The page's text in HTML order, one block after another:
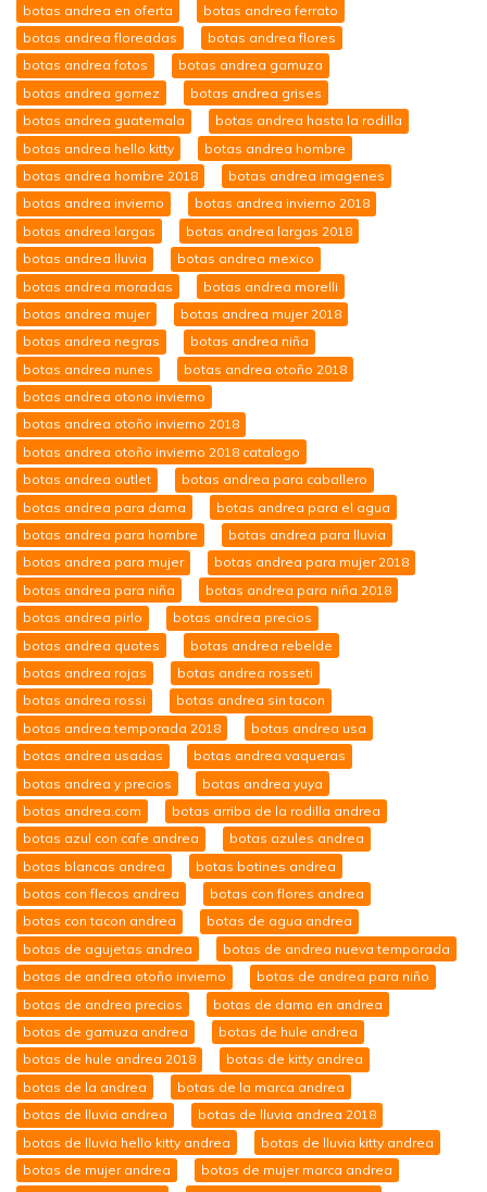
botas andrea en oferta
botas andrea ferrato
botas andrea floreadas
botas andrea flores
botas andrea fotos
botas andrea gamuza
botas andrea gomez
botas andrea grises
botas andrea guatemala
botas andrea hasta la rodilla
botas andrea hello kitty
botas andrea hombre
botas andrea hombre 2018
botas andrea imagenes
botas andrea invierno
botas andrea invierno 2018
botas andrea largas
botas andrea largas 2018
botas andrea lluvia
botas andrea mexico
botas andrea moradas
botas andrea morelli
botas andrea mujer
botas andrea mujer 2018
botas andrea negras
botas andrea niña
botas andrea nunes
botas andrea otoño 2018
botas andrea otono invierno
botas andrea otoño invierno 2018
botas andrea otoño invierno 2018 catalogo
botas andrea outlet
botas andrea para caballero
botas andrea para dama
botas andrea para el agua
botas andrea para hombre
botas andrea para lluvia
botas andrea para mujer
botas andrea para mujer 2018
botas andrea para niña
botas andrea para niña 2018
botas andrea pirlo
botas andrea precios
botas andrea quotes
botas andrea rebelde
botas andrea rojas
botas andrea rosseti
botas andrea rossi
botas andrea sin tacon
botas andrea temporada 2018
botas andrea usa
botas andrea usadas
botas andrea vaqueras
botas andrea y precios
botas andrea yuya
botas andrea.com
botas arriba de la rodilla andrea
botas azul con cafe andrea
botas azules andrea
botas blancas andrea
botas botines andrea
botas con flecos andrea
botas con flores andrea
botas con tacon andrea
botas de agua andrea
botas de agujetas andrea
botas de andrea nueva temporada
botas de andrea otoño invierno
botas de andrea para niño
botas de andrea precios
botas de dama en andrea
botas de gamuza andrea
botas de hule andrea
botas de hule andrea 2018
botas de kitty andrea
botas de la andrea
botas de la marca andrea
botas de lluvia andrea
botas de lluvia andrea 2018
botas de lluvia hello kitty andrea
botas de lluvia kitty andrea
botas de mujer andrea
botas de mujer marca andrea